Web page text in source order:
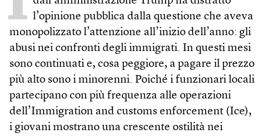
l’opinione pubblica dalla questione che aveva
monopolizzato l’attenzione all’inizio dell’anno: gli
abusi nei confronti degli immigrati. In questi mesi
sono continuati e, cosa peggiore, a pagare il prezzo
più alto sono i minorenni. Poiché i funzionari locali
partecipano con più frequenza alle operazioni
dell’Immigration and customs enforcement (Ice),
i giovani mostrano una crescente ostilità nei